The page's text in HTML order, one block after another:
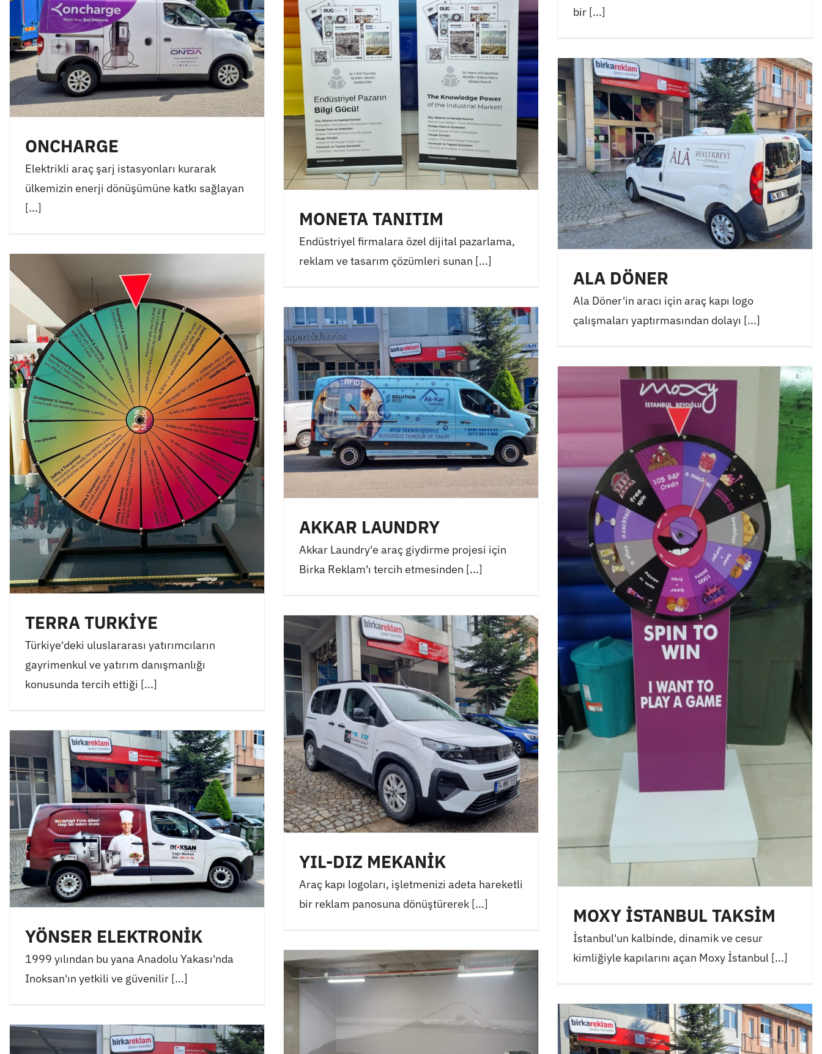
bir [...]
MONETA TANITIM
Endüstriyel firmalara özel dijital pazarlama,
reklam ve tasarım çözümleri sunan [...]
ONCHARGE
Elektrikli araç şarj istasyonları kurarak
ülkemizin enerji dönüşümüne katkı sağlayan
[...]
ALA DÖNER
Ala Döner'in aracı için araç kapı logo
çalışmaları yaptırmasından dolayı [...]
TERRA TURKİYE
Türkiye'deki uluslararası yatırımcıların
gayrimenkul ve yatırım danışmanlığı
konusunda tercih ettiği [...]
AKKAR LAUNDRY
Akkar Laundry'e araç giydirme projesi için
Birka Reklam'ı tercih etmesinden [...]
MOXY İSTANBUL TAKSİM
İstanbul'un kalbinde, dinamik ve cesur
kimliğiyle kapılarını açan Moxy İstanbul [...]
YIL-DIZ MEKANİK
Araç kapı logoları, işletmenizi adeta hareketli
bir reklam panosuna dönüştürerek [...]
YÖNSER ELEKTRONİK
1999 yılından bu yana Anadolu Yakası'nda
Inoksan'ın yetkili ve güvenilir [...]